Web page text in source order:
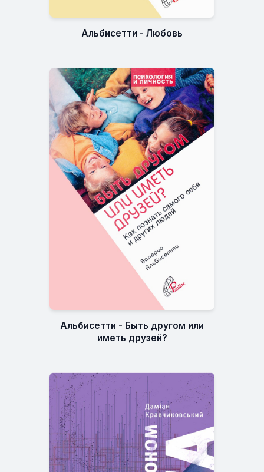
Альбисетти - Любовь
Альбисетти - Быть другом или
иметь друзей?